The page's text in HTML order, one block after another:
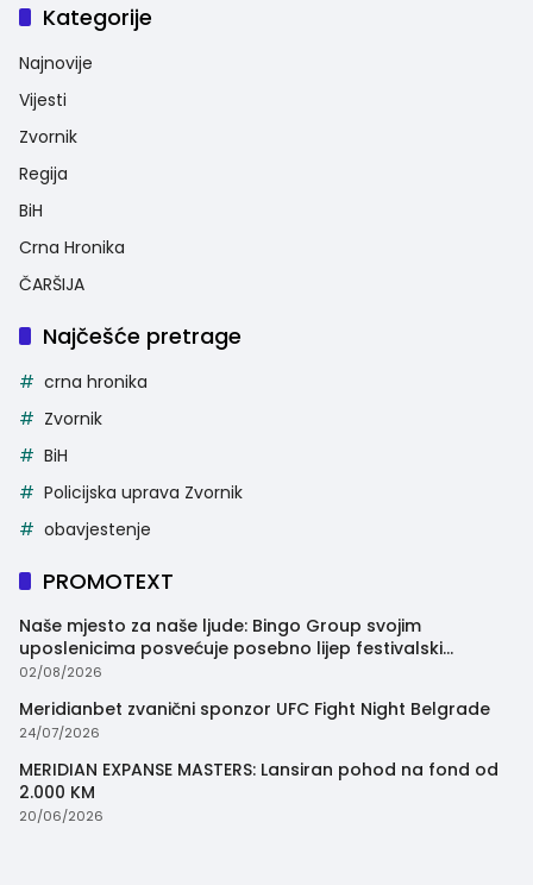
Kategorije
Najnovije
Vijesti
Zvornik
Regija
BiH
Crna Hronika
ČARŠIJA
Najčešće pretrage
crna hronika
Zvornik
BiH
Policijska uprava Zvornik
obavjestenje
PROMOTEXT
Naše mjesto za naše ljude: Bingo Group svojim
uposlenicima posvećuje posebno lijep festivalski
trenutak
02/08/2026
Meridianbet zvanični sponzor UFC Fight Night Belgrade
24/07/2026
MERIDIAN EXPANSE MASTERS: Lansiran pohod na fond od
2.000 KM
20/06/2026